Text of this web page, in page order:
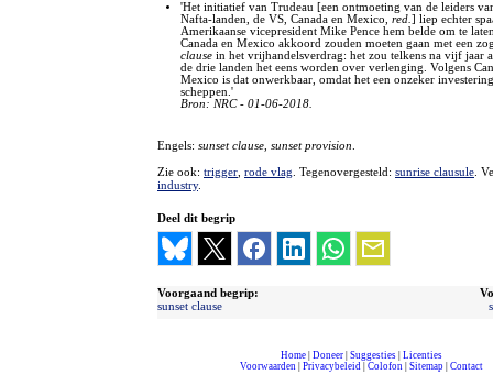
'Het initiatief van Trudeau [een ontmoeting van de leiders
Nafta-landen, de VS, Canada en Mexico,red.] liep echter
Amerikaanse vicepresident Mike Pence hem belde om te
Canada en Mexico akkoord zouden moeten gaan met een
clause in het vrijhandelsverdrag: het zou telkens na vijf jaar
de drie landen het eens worden over verlenging. Volgens
Mexico is dat onwerkbaar, omdat het een onzeker
scheppen.'
Bron: NRC - 01-06-2018.
Engels: sunset clause, sunset provision
Zie ook: trigger rode vlag . Tegenovergesteld: sunrise clausule .
industry.
Deel dit begrip
Voorgaand begrip:
sunset clause
Home| Doneer| Suggesties| Licenties
Voorwaarden
Privacybeleid Colofon Sitemap| Contact